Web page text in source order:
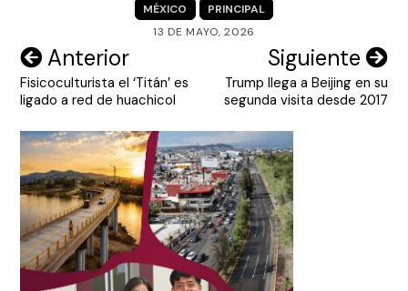
VIDEOS
MÉXICO
PRINCIPAL
13 DE MAYO, 2026
Navegación
de
Anterior
Fisicoculturista el ‘Titán’ es
ligado a red de huachicol
Siguiente
Trump llega a Beijing en su
segunda visita desde 2017